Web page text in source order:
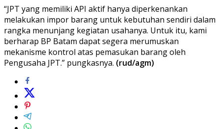
“JPT yang memiliki API aktif hanya diperkenankan
melakukan impor barang untuk kebutuhan sendiri dalam
rangka menunjang kegiatan usahanya. Untuk itu, kami
berharap BP Batam dapat segera merumuskan
mekanisme kontrol atas pemasukan barang oleh
Pengusaha JPT.” pungkasnya. (rud/agm)